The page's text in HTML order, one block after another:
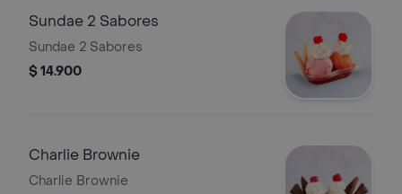
Sundae 2 Sabores
Sundae 2 Sabores
$ 14.900
Charlie Brownie
Charlie Brownie